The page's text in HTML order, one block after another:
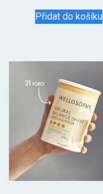
Přidat do košíku